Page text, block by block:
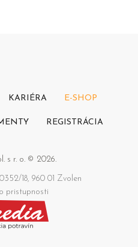
KARIÉRA E-SHOP
REGISTRÁCIA
s r. o. © 2026.
18, 960 01 Zvolen
pristupnosti